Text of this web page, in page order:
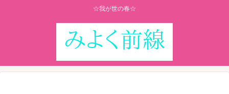
☆我が世の春☆